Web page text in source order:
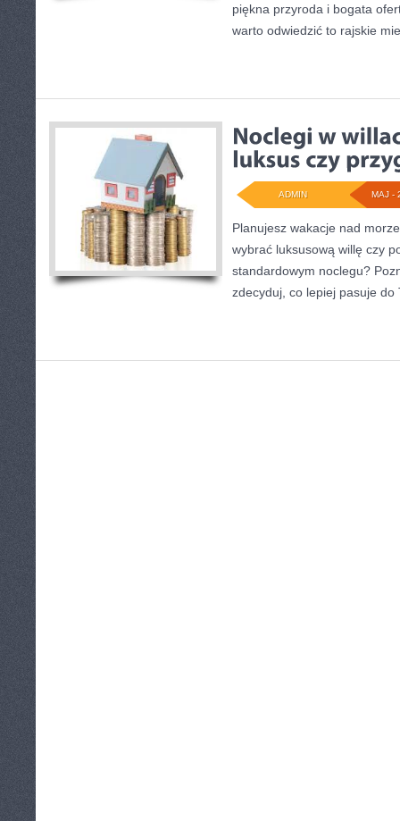
piękna przyroda i bogata
warto odwiedzić to rajskie
MAJ -
ADMIN
Planujesz wakacje nad
wybrać luksusową willę czy
standardowym noclegu?
zdecyduj, co lepiej pasuje do